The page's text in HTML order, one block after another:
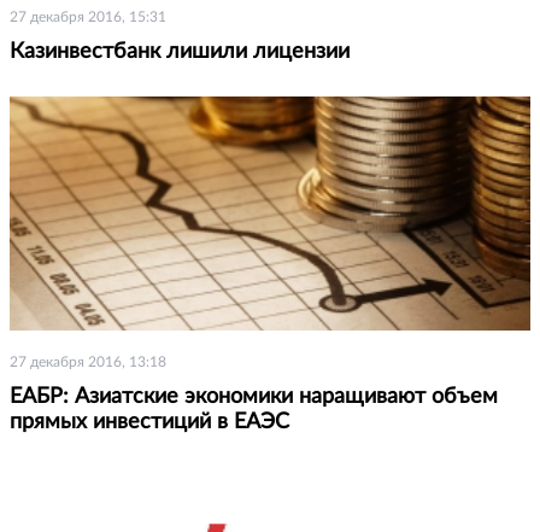
27 декабря 2016, 15:31
Казинвестбанк лишили лицензии
27 декабря 2016, 13:18
ЕАБР: Азиатские экономики наращивают объем
прямых инвестиций в ЕАЭС